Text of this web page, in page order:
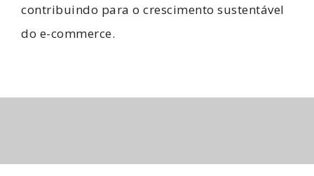
contribuindo para o crescimento sustentável
do e-commerce.